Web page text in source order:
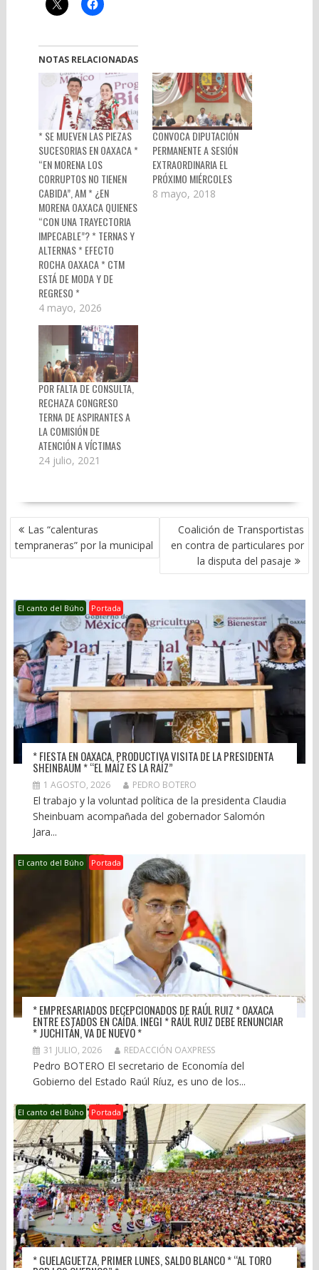
NOTAS RELACIONADAS
* SE MUEVEN LAS PIEZAS
SUCESORIAS EN OAXACA *
“EN MORENA LOS
CORRUPTOS NO TIENEN
CABIDA”, AM * ¿EN
MORENA OAXACA QUIENES
“CON UNA TRAYECTORIA
IMPECABLE”? * TERNAS Y
ALTERNAS * EFECTO
ROCHA OAXACA * CTM
ESTÁ DE MODA Y DE
REGRESO *
4 mayo, 2026
CONVOCA DIPUTACIÓN
PERMANENTE A SESIÓN
EXTRAORDINARIA EL
PRÓXIMO MIÉRCOLES
8 mayo, 2018
POR FALTA DE CONSULTA,
RECHAZA CONGRESO
TERNA DE ASPIRANTES A
LA COMISIÓN DE
ATENCIÓN A VÍCTIMAS
24 julio, 2021
NAVEGACIÓN
DE
ENTRADAS
Las “calenturas
tempraneras” por la municipal
Coalición de Transportistas
en contra de particulares por
la disputa del pasaje
El canto del Búho Portada
* FIESTA EN OAXACA, PRODUCTIVA VISITA DE LA PRESIDENTA
SHEINBAUM * “EL MAÍZ ES LA RAÍZ”
1 AGOSTO, 2026 PEDRO BOTERO
El trabajo y la voluntad política de la presidenta Claudia
Sheinbuam acompañada del gobernador Salomón
Jara...
El canto del Búho Portada
* EMPRESARIADOS DECEPCIONADOS DE RAÚL RUIZ * OAXACA
ENTRE ESTADOS EN CAÍDA. INEGI * RAÚL RUIZ DEBE RENUNCIAR
* JUCHITÁN, VA DE NUEVO *
31 JULIO, 2026 REDACCIÓN OAXPRESS
Pedro BOTERO El secretario de Economía del
Gobierno del Estado Raúl Ríuz, es uno de los...
El canto del Búho Portada
* GUELAGUETZA, PRIMER LUNES, SALDO BLANCO * “AL TORO